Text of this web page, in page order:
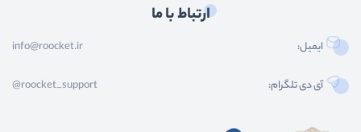
ارتباط با ما
ایمیل: info@roocket.ir
آی دی تلگرام: @roocket_support